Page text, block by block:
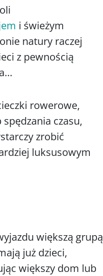
i świeżym
natury raczej
z pewnością
rowerowe,
czasu,
zrobić
luksusowym
większą grupą
już dzieci,
większy dom lub